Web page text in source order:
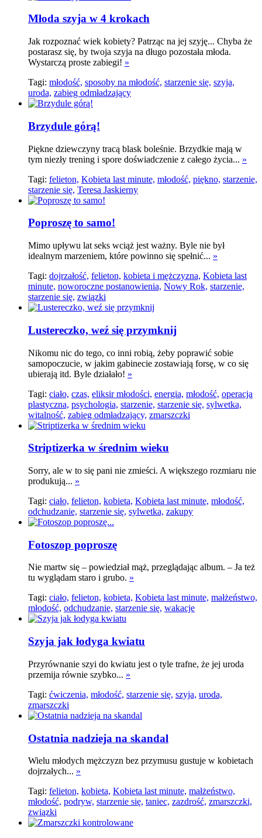
Młoda szyja w 4 krokach
Jak rozpoznać wiek kobiety? Patrząc na jej szyję... Chyba że
postarasz się, by twoja szyja na długo pozostała młoda.
Wystarczą proste zabiegi! »
Tagi: młodość, sposoby na młodość, starzenie się, szyja,
uroda, zabieg odmładzający
Brzydule górą!
Piękne dziewczyny tracą blask boleśnie. Brzydkie mają w
tym niezły trening i spore doświadczenie z całego życia... »
Tagi: felieton, Kobieta last minute, młodość, piękno, starzenie,
starzenie się, Teresa Jaskierny
Poproszę to samo!
Mimo upływu lat seks wciąż jest ważny. Byle nie był
idealnym marzeniem, które powinno się spełnić... »
Tagi: dojrzałość, felieton, kobieta i mężczyzna, Kobieta last
minute, noworoczne postanowienia, Nowy Rok, starzenie,
starzenie się, związki
Lustereczko, weź się przymknij
Nikomu nic do tego, co inni robią, żeby poprawić sobie
samopoczucie, w jakim gabinecie zostawiają forsę, w co się
ubierają itd. Byle działało! »
Tagi: ciało, czas, eliksir młodości, energia, młodość, operacja
plastyczna, psychologia, starzenie, starzenie się, sylwetka,
witalność, zabieg odmładzający, zmarszczki
Striptizerka w średnim wieku
Sorry, ale w to się pani nie zmieści. A większego rozmiaru nie
produkują... »
Tagi: ciało, felieton, kobieta, Kobieta last minute, młodość,
odchudzanie, starzenie się, sylwetka, zakupy
Fotoszop poproszę
Nie martw się – powiedział mąż, przeglądając album. – Ja też
tu wyglądam staro i grubo. »
Tagi: ciało, felieton, kobieta, Kobieta last minute, małżeństwo,
młodość, odchudzanie, starzenie się, wakacje
Szyja jak łodyga kwiatu
Przyrównanie szyi do kwiatu jest o tyle trafne, że jej uroda
przemija równie szybko... »
Tagi: ćwiczenia, młodość, starzenie się, szyja, uroda,
zmarszczki
Ostatnia nadzieja na skandal
Wielu młodych mężczyzn bez przymusu gustuje w kobietach
dojrzałych... »
Tagi: felieton, kobieta, Kobieta last minute, małżeństwo,
młodość, podryw, starzenie się, taniec, zazdrość, zmarszczki,
związki